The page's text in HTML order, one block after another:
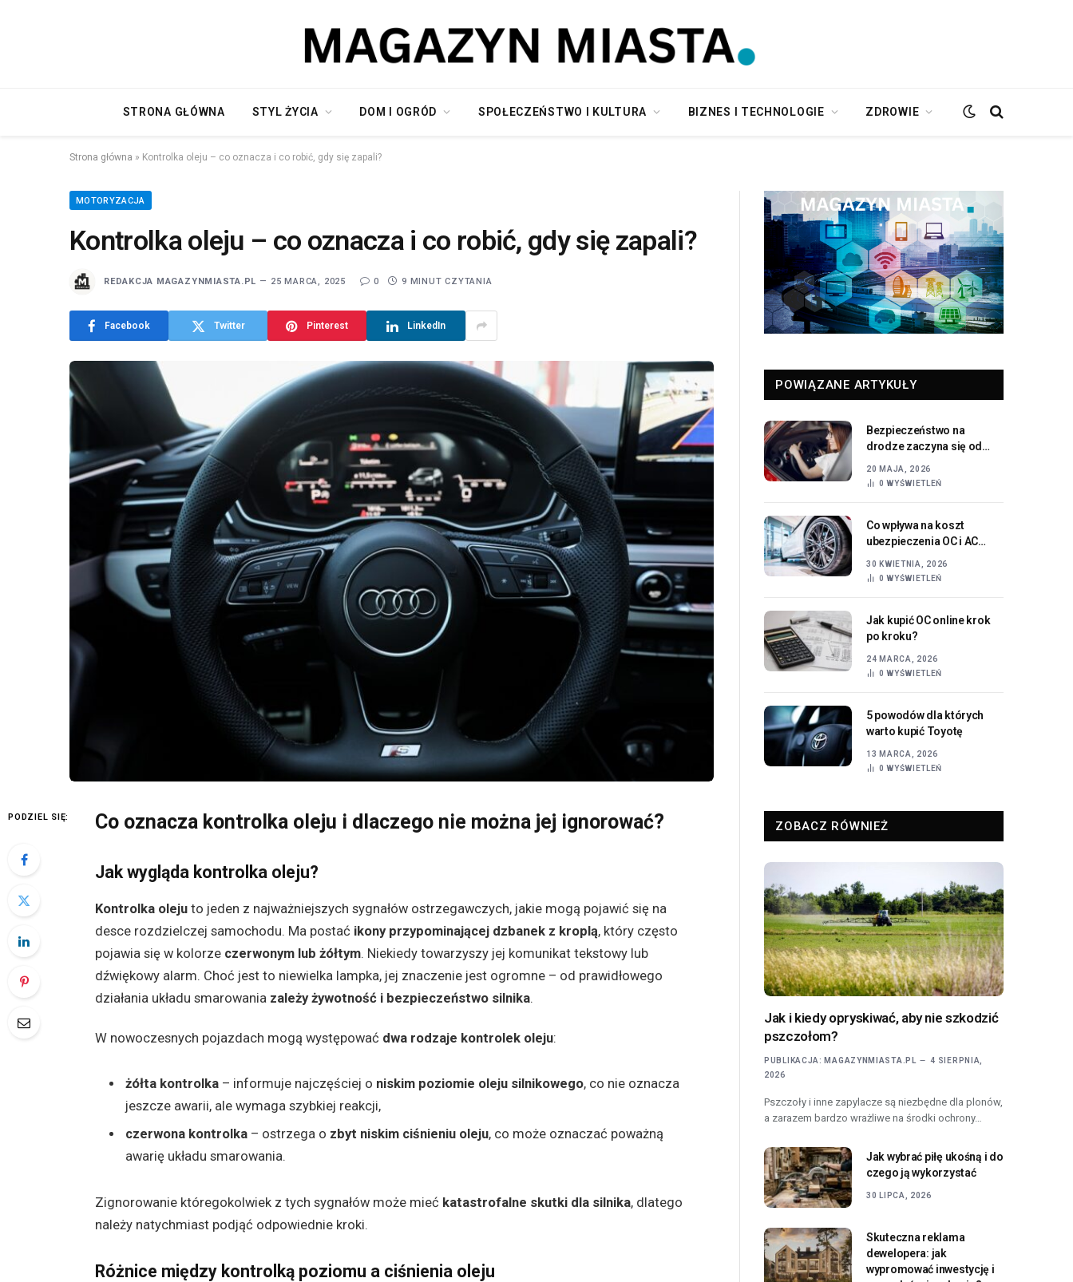
STRONA GŁÓWNA STYL ŻYCIA DOM I OGRÓD SPOŁECZEŃSTWO I KULTURA BIZNES I TECHNOLOGIE ZDROWIE
Strona główna » Kontrolka oleju – co oznacza i co robić, gdy się zapali?
MOTORYZACJA
Kontrolka oleju – co oznacza i co robić, gdy się zapali?
REDAKCJA MAGAZYNMIASTA.PL 25 MARCA, 2025 0 9 MINUT CZYTANIA
Facebook Twitter Pinterest LinkedIn
PODZIEL SIĘ: Co oznacza kontrolka oleju i dlaczego nie można jej ignorować?
Jak wygląda kontrolka oleju?
Kontrolka olejuto jeden z najważniejszych sygnałów ostrzegawczych, jakie mogą pojawić się na
desce rozdzielczej samochodu. Ma postać ikony przypominającej dzbanek z kroplą, który często
pojawia się w kolorze czerwonym lub żółtym. Niekiedy towarzyszy jej komunikat tekstowy lub
dźwiękowy alarm. Choć jest to niewielka lampka, jej znaczenie jest ogromne – od prawidłowego
działania układu smarowania zależy żywotność i bezpieczeństwo silnika.
W nowoczesnych pojazdach mogą występować dwa rodzaje kontrolek oleju:
żółta kontrolka– informuje najczęściej o niskim poziomie oleju silnikowego, co nie oznacza
jeszcze awarii, ale wymaga szybkiej reakcji,
czerwona kontrolka– ostrzega o zbyt niskim ciśnieniu oleju, co może oznaczać poważną
awarię układu smarowania.
Zignorowanie któregokolwiek z tych sygnałów może mieć katastrofalne skutki dla silnika, dlatego
należy natychmiast podjąć odpowiednie kroki.
Różnice między kontrolką poziomu a ciśnienia oleju
POWIĄZANE ARTYKUŁY
Bezpieczeństwo na
drodze zaczyna się od
20 MAJA, 2026
0WYŚWIETLEŃ
Co wpływa na koszt
ubezpieczenia OC i AC
30 KWIETNIA, 2026
0WYŚWIETLEŃ
Jak kupić OC online krok
po kroku?
24 MARCA, 2026
0WYŚWIETLEŃ
5 powodów dla których
warto kupić Toyotę
13 MARCA, 2026
0WYŚWIETLEŃ
ZOBACZ RÓWNIEŻ
Jak i kiedy opryskiwać, aby nie szkodzić
pszczołom?
PUBLIKACJA: MAGAZYNMIASTA.PL
4 SIERPNIA,
2026
Pszczoły i inne zapylacze są niezbędne dla plonów,
a zarazem bardzo wrażliwe na środki ochrony…
Jak wybrać piłę ukośną i do
czego ją wykorzystać
30 LIPCA, 2026
Skuteczna reklama
dewelopera: jak
wypromować inwestycję i